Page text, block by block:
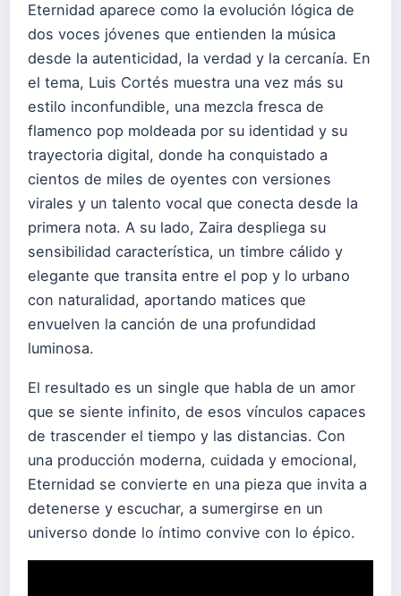
Eternidad aparece como la evolución lógica de
dos voces jóvenes que entienden la música
desde la autenticidad, la verdad y la cercanía. En
el tema, Luis Cortés muestra una vez más su
estilo inconfundible, una mezcla fresca de
flamenco pop moldeada por su identidad y su
trayectoria digital, donde ha conquistado a
cientos de miles de oyentes con versiones
virales y un talento vocal que conecta desde la
primera nota. A su lado, Zaira despliega su
sensibilidad característica, un timbre cálido y
elegante que transita entre el pop y lo urbano
con naturalidad, aportando matices que
envuelven la canción de una profundidad
luminosa.
El resultado es un single que habla de un amor
que se siente infinito, de esos vínculos capaces
de trascender el tiempo y las distancias. Con
una producción moderna, cuidada y emocional,
Eternidad se convierte en una pieza que invita a
detenerse y escuchar, a sumergirse en un
universo donde lo íntimo convive con lo épico.